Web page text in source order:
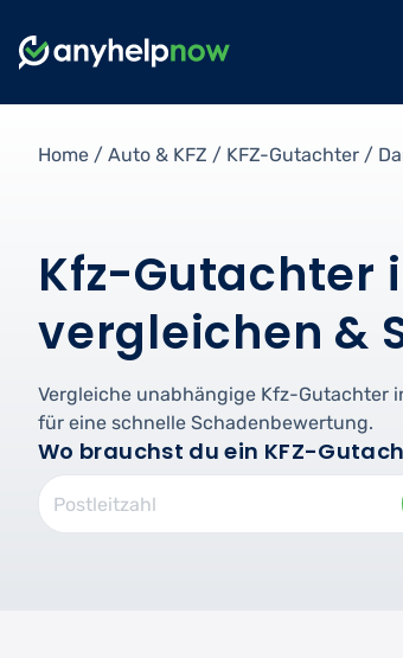
Home / Auto & KFZ / KFZ-Gutachter /
Kfz-Gutachter
vergleichen &
Vergleiche unabhängige Kfz-Gutachter
für eine schnelle Schadenbewertung.
Wo brauchst du ein KFZ-